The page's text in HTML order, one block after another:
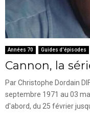
Années 70 Guides d'épisodes
Cannon, la
Par Christophe Dordain
septembre 1971 au 03
d'abord, du 25 février